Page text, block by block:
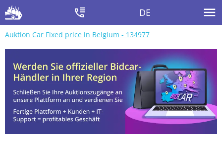
DE
Auktion Car Fixed price in Belgium - 134977